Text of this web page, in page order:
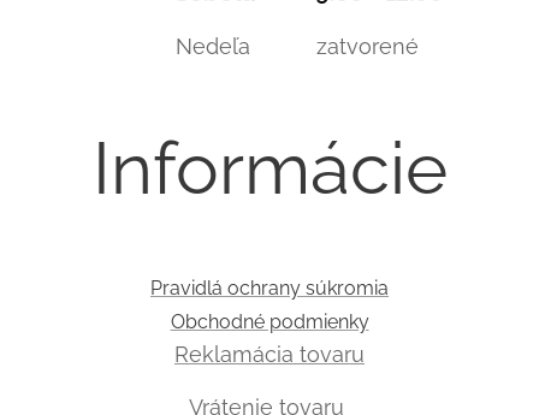
Nedeľa zatvorené
Informácie
Pravidlá ochrany súkromia
Obchodné podmienky
Reklamácia tovaru
Vrátenie tovaru